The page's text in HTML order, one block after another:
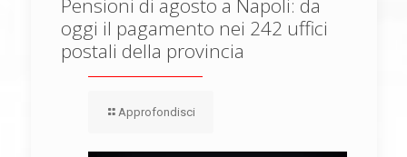
Pensioni di agosto a Napoli: da
oggi il pagamento nei 242 uffici
postali della provincia
Approfondisci